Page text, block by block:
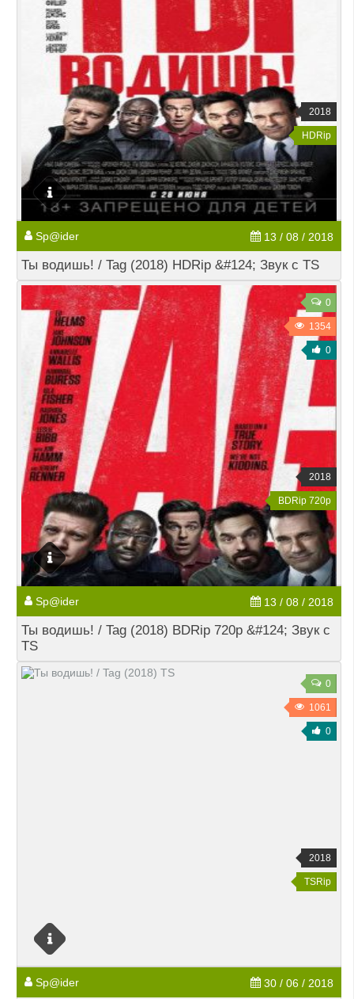
2018
HDRip
Sp@ider 13 / 08 / 2018
Ты водишь! / Tag (2018) HDRip &#124; Звук с TS
0
1354
0
2018
BDRip 720p
Sp@ider 13 / 08 / 2018
Ты водишь! / Tag (2018) BDRip 720p &#124; Звук с
TS
0
1061
0
2018
TSRip
Sp@ider 30 / 06 / 2018